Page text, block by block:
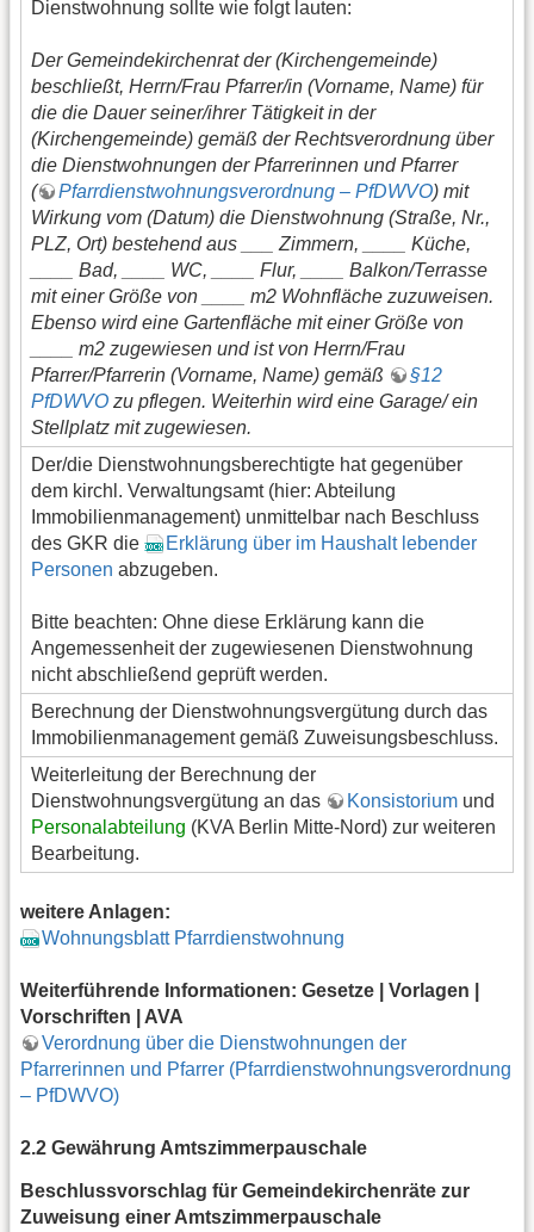
Dienstwohnung sollte wie folgt lauten:
Der Gemeindekirchenrat der (Kirchengemeinde)
beschließt, Herrn/Frau Pfarrer/in (Vorname, Name) für
die die Dauer seiner/ihrer Tätigkeit in der
(Kirchengemeinde) gemäß der Rechtsverordnung über
die Dienstwohnungen der Pfarrerinnen und Pfarrer
(
Pfarrdienstwohnungsverordnung – PfDWVO) mit
Wirkung vom (Datum) die Dienstwohnung (Straße, Nr.,
PLZ, Ort) bestehend aus ___ Zimmern, ____ Küche,
____ Bad, ____ WC, ____ Flur, ____ Balkon/Terrasse
mit einer Größe von ____ m2 Wohnfläche zuzuweisen.
Ebenso wird eine Gartenfläche mit einer Größe von
____ m2 zugewiesen und ist von Herrn/Frau
Pfarrer/Pfarrerin (Vorname, Name) gemäß
§12
PfDWVO zu pflegen. Weiterhin wird eine Garage/ ein
Stellplatz mit zugewiesen.
Der/die Dienstwohnungsberechtigte hat gegenüber
dem kirchl. Verwaltungsamt (hier: Abteilung
Immobilienmanagement) unmittelbar nach Beschluss
des GKR die
Erklärung über im Haushalt lebender
Personen abzugeben.
Bitte beachten: Ohne diese Erklärung kann die
Angemessenheit der zugewiesenen Dienstwohnung
nicht abschließend geprüft werden.
Berechnung der Dienstwohnungsvergütung durch das
Immobilienmanagement gemäß Zuweisungsbeschluss.
Weiterleitung der Berechnung der
Dienstwohnungsvergütung an das
Konsistorium und
Personalabteilung (KVA Berlin Mitte-Nord) zur weiteren
Bearbeitung.
weitere Anlagen:
Wohnungsblatt Pfarrdienstwohnung
Weiterführende Informationen: Gesetze | Vorlagen |
Vorschriften | AVA
Verordnung über die Dienstwohnungen der
Pfarrerinnen und Pfarrer (Pfarrdienstwohnungsverordnung
– PfDWVO)
2.2 Gewährung Amtszimmerpauschale
Beschlussvorschlag für Gemeindekirchenräte zur
Zuweisung einer Amtszimmerpauschale